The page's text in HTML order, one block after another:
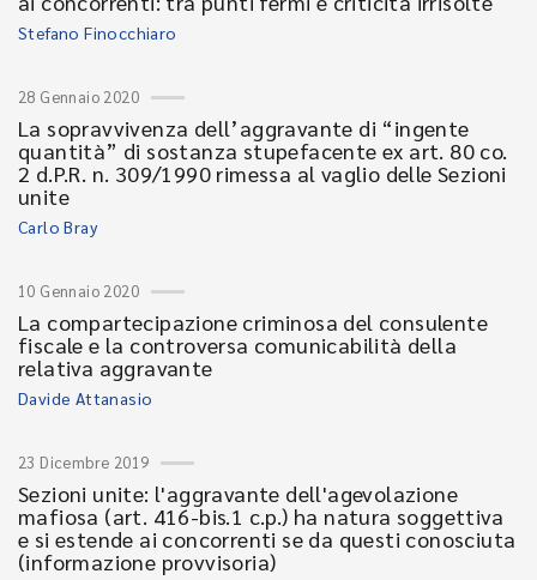
Stefano Finocchiaro
28 Gennaio 2020
La sopravvivenza dell’aggravante di “ingente
quantità” di sostanza stupefacente ex art. 80 co.
2 d.P.R. n. 309/1990 rimessa al vaglio delle Sezioni
unite
Carlo Bray
10 Gennaio 2020
La compartecipazione criminosa del consulente
fiscale e la controversa comunicabilità della
relativa aggravante
Davide Attanasio
23 Dicembre 2019
Sezioni unite: l'aggravante dell'agevolazione
mafiosa (art. 416-bis.1 c.p.) ha natura soggettiva
e si estende ai concorrenti se da questi conosciuta
(informazione provvisoria)